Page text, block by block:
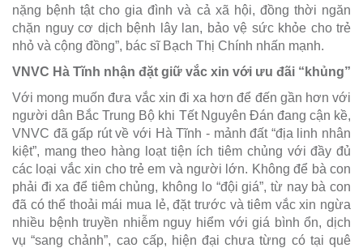
nặng bệnh tật cho gia đình và cả xã hội, đồng thời ngăn
chặn nguy cơ dịch bệnh lây lan, bảo vệ sức khỏe cho trẻ
nhỏ và cộng đồng”, bác sĩ Bạch Thị Chính nhấn mạnh.
VNVC Hà Tĩnh nhận đặt giữ vắc xin với ưu đãi “khủng”
Với mong muốn đưa vắc xin đi xa hơn để đến gần hơn với
người dân Bắc Trung Bộ khi Tết Nguyên Đán đang cận kề,
VNVC đã gấp rút về với Hà Tĩnh - mảnh đất “địa linh nhân
kiệt”, mang theo hàng loạt tiện ích tiêm chủng với đầy đủ
các loại vắc xin cho trẻ em và người lớn. Không để bà con
phải đi xa để tiêm chủng, không lo “đội giá”, từ nay bà con
đã có thể thoải mái mua lẻ, đặt trước và tiêm vắc xin ngừa
nhiều bệnh truyền nhiễm nguy hiểm với giá bình ổn, dịch
vụ “sang chảnh”, cao cấp, hiện đại chưa từng có tại quê